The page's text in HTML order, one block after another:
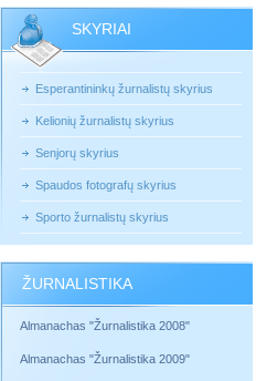
SKYRIAI
Esperantininkų žurnalistų skyrius
Kelionių žurnalistų skyrius
Senjorų skyrius
Spaudos fotografų skyrius
Sporto žurnalistų skyrius
ŽURNALISTIKA
Almanachas "Žurnalistika 2008"
Almanachas "Žurnalistika 2009"